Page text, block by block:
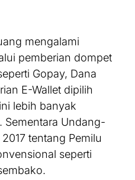
mengalami
pemberian dompet
Gopay, Dana
E-Wallet dipilih
lebih banyak
Sementara Undang-
tentang Pemilu
seperti